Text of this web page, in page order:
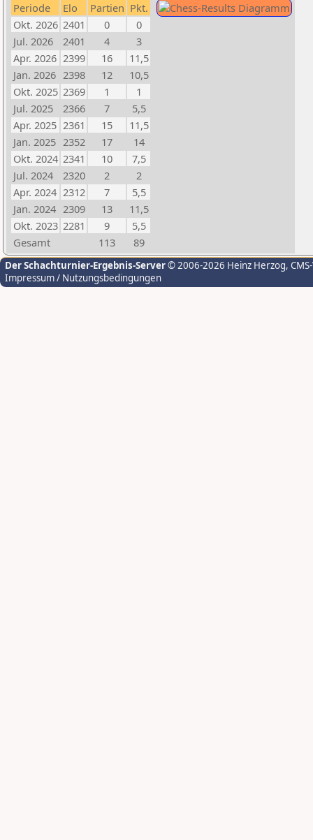
Periode Elo Partien Pkt.
Okt. 2026 2401 0
0
Jul. 2026
2401 4
3
Apr. 2026 2399 16
11,5
Jan. 2026 2398 12
10,5
Okt. 2025 2369 1
1
Jul. 2025
2366 7
5,5
Apr. 2025 2361 15
11,5
Jan. 2025 2352 17
14
Okt. 2024 2341 10
7,5
Jul. 2024
2320 2
2
Apr. 2024 2312 7
5,5
Jan. 2024 2309 13
11,5
Okt. 2023 2281 9
5,5
Gesamt
113 89
Der Schachturnier-Ergebnis-Server© 2006-2026 Heinz Herzog,
Impressum / Nutzungsbedingungen